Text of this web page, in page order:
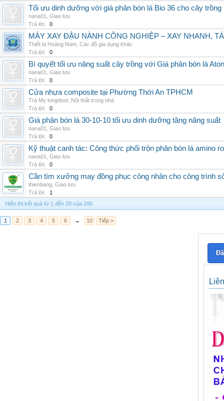
Tối ưu dinh dưỡng với giá phân bón lá Bio 36 cho cây trồng
nana01
Giao lưu
Trả lời:
0
MÁY XAY ĐẬU NÀNH CÔNG NGHIỆP – XAY NHANH,
Thiết bị Hoàng Nam Các đồ gia dụng khác
Trả lời:
0
Bí quyết tối ưu năng suất cây trồng với Giá phân bón lá
nana01
Giao lưu
Trả lời:
0
Cửa nhựa composite tại Phường Thới An TPHCM
Trà My kingdoor, Nội thất trong nhà
Trả lời:
0
Giá phân bón lá 30-10-10 tối ưu dinh dưỡng tăng năng suất
nana01
Giao lưu
Trả lời:
0
Kỹ thuật canh tác: Công thức phối trộn phân bón lá amino
nana01
Giao lưu
Trả lời:
0
Cần tìm xưởng may đồng phục công nhân cho công trình
thienbang Giao lưu
Trả lời:
1
Hiển thị kết quả từ 1 đến 20 của 200
1 2 3 4 5 6 → 10 Tiếp >